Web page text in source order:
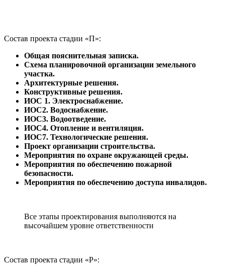
Состав проекта стадии «П»:
Общая пояснительная записка.
Схема планировочной организации земельного
участка.
Архитектурные решения.
Конструктивные решения.
ИОС 1. Электроснабжение.
ИОС2. Водоснабжение.
ИОС3. Водоотведение.
ИОС4. Отопление и вентиляция.
ИОС7. Технологические решения.
Проект организации строительства.
Мероприятия по охране окружающей среды.
Мероприятия по обеспечению пожарной
безопасности.
Мероприятия по обеспечению доступа инвалидов.
Все этапы проектирования выполняются на
высочайшем уровне ответственности
Состав проекта стадии «Р»: